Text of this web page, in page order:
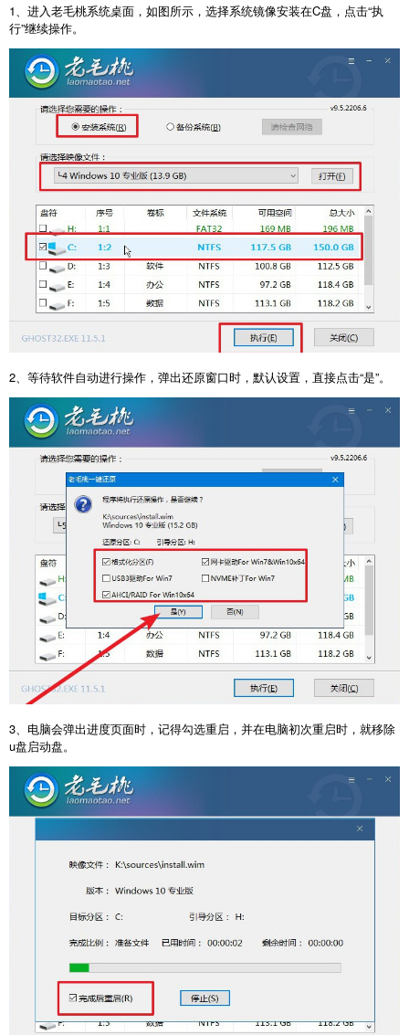
1、进入老毛桃系统桌面，如图所示，选择系统镜像安装在C盘，点击“执
行”继续操作。
2、等待软件自动进行操作，弹出还原窗口时，默认设置，直接点击“是”。
3、电脑会弹出进度页面时，记得勾选重启，并在电脑初次重启时，就移除
u盘启动盘。